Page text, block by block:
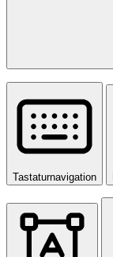
Tastaturnavigation